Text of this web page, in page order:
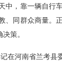
，靠一辆自行
、同群众商量。
策。
河南省兰考县